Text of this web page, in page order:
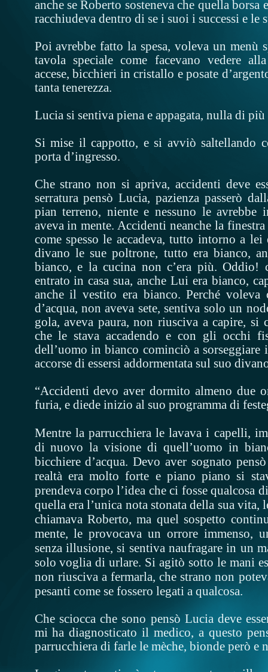
anche se Roberto sosteneva che quella borsa
racchiudeva dentro di se i suoi i successi e le
Poi avrebbe fatto la spesa, voleva un menù
tavola speciale come facevano vedere
accese, bicchieri in cristallo e posate
tanta tenerezza.
Lucia si sentiva piena e appagata, nulla di
Si mise il cappotto, e si avviò saltellando
porta d’ingresso.
Che strano non si apriva, accidenti deve
serratura pensò Lucia, pazienza passerò
pian terreno, niente e nessuno le
aveva in mente. Accidenti neanche la
come spesso le accadeva, tutto intorno a
divano le sue poltrone, tutto era bianco,
bianco, e la cucina non c’era più. Oddio!
entrato in casa sua, anche Lui era bianco,
anche il vestito era bianco. Perché voleva
d’acqua, non aveva sete, sentiva solo un
gola, aveva paura, non riusciva a capire, si
che le stava accadendo e con gli occhi
dell’uomo in bianco cominciò a sorseggiare
accorse di essersi addormentata sul suo
“Accidenti devo aver dormito almeno due
furia, e diede inizio al suo programma di
Mentre la parrucchiera le lavava i capelli,
di nuovo la visione di quell’uomo in
bicchiere d’acqua. Devo aver sognato
realtà era molto forte e piano piano si
prendeva corpo l’idea che ci fosse qualcosa
quella era l’unica nota stonata della sua vita,
chiamava Roberto, ma quel sospetto
mente, le provocava un orrore immenso,
senza illusione, si sentiva naufragare in un
solo voglia di urlare. Si agitò sotto le mani
non riusciva a fermarla, che strano non
pesanti come se fossero legati a qualcosa.
Che sciocca che sono pensò Lucia deve
mi ha diagnosticato il medico, a questo
parrucchiera di farle le mèche, bionde però e